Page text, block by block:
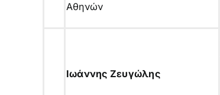
Αθηνών
Ιωάννης Ζευγώλης